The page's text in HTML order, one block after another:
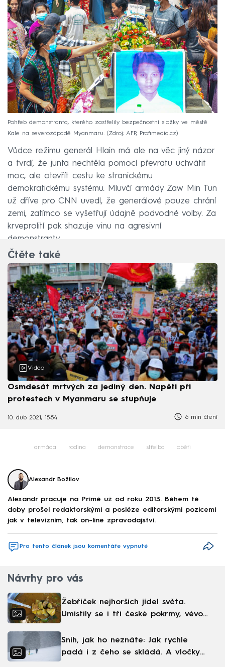
Pohřeb demonstranta, kterého zastřelily bezpečnostní složky ve městě
Kale na severozápadě Myanmaru.
Zdroj: AFP, Profimedia.cz
Vůdce režimu generál Hlain má ale na věc jiný názor
a tvrdí, že junta nechtěla pomocí převratu uchvátit
moc, ale otevřít cestu ke stranickému
demokratickému systému. Mluvčí armády Zaw Min Tun
už dříve pro CNN uvedl, že generálové pouze chrání
zemi, zatímco se vyšetřují údajně podvodné volby. Za
krveprolití pak shazuje vinu na agresivní
demonstranty.
Čtěte také
Video
Osmdesát mrtvých za jediný den. Napětí při
protestech v Myanmaru se stupňuje
10. dub 2021, 15:54 6 min čtení
armáda rodina demonstrace střelba oběti
Alexandr Božilov
Alexandr pracuje na Primě už od roku 2013. Během té
doby prošel redaktorskými a posléze editorskými pozicemi
jak v televizním, tak on-line zpravodajství.
Pro tento článek jsou komentáře vypnuté
Návrhy pro vás
Žebříček nejhorších jídel světa.
Umístily se i tři české pokrmy, vévodí
Sníh, jak ho neznáte: Jak rychle
padá i z čeho se skládá. A vločky